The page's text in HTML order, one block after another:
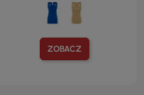
ZOBACZ